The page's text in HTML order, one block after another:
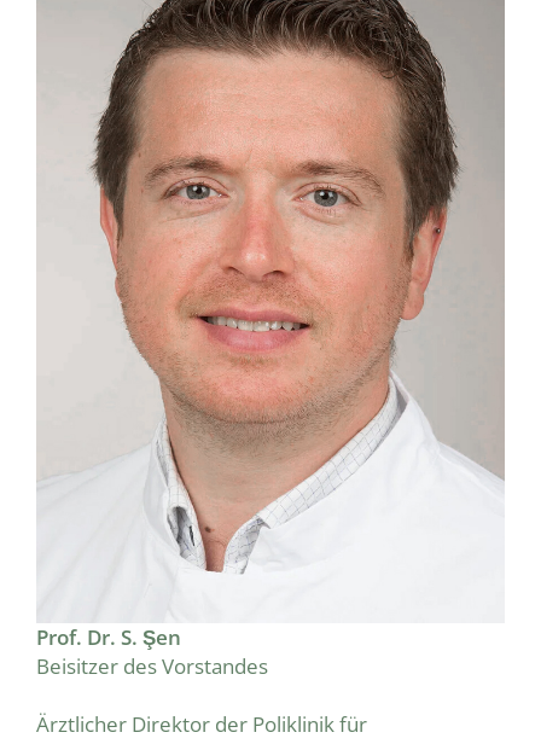
Prof. Dr. S. Şen
Beisitzer des Vorstandes
Ärztlicher Direktor der Poliklinik für